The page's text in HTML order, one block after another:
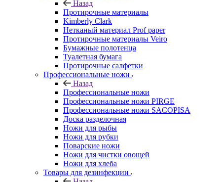
Назад
Протирочные материалы
Kimberly Clark
Нетканый материал Prof paper
Протирочные материалы Veiro
Бумажные полотенца
Туалетная бумага
Протирочные салфетки
Профессиональные ножи
Назад
Профессиональные ножи
Профессиональные ножи PIRGE
Профессиональные ножи SACOPISA
Доска разделочная
Ножи для рыбы
Ножи для рубки
Поварские ножи
Ножи для чистки овощей
Ножи для хлеба
Товары для дезинфекции